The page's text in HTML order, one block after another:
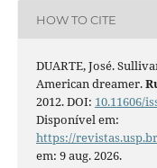
HOW TO CITE
DUARTE, José.
American dreamer.
2012. DOI: 10.11606/
Disponível em:
https://
em: 9 aug. 2026.